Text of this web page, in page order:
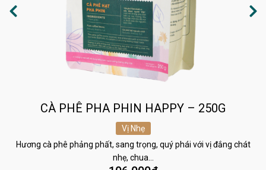
CÀ PHÊ PHA PHIN HAPPY – 250G
Vị Nhẹ
Hương cà phê phảng phất, sang trọng, quý phái với vị đắng chát
nhẹ, chua…